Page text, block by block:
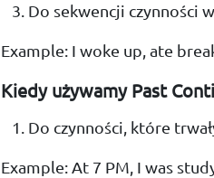
Do sekwencji czynności
Example: I woke up, ate
Kiedy używamy Past
Do czynności, które
Example: At 7 PM, I was